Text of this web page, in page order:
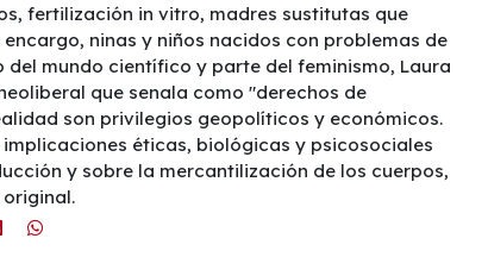
fertilización in vitro, madres sustitutas que
ninas y niños nacidos con problemas de
del mundo científico y parte del feminismo, Laura
que senala como "derechos de
son privilegios geopolíticos y económicos.
éticas, biológicas y psicosociales
y sobre la mercantilización de los cuerpos,